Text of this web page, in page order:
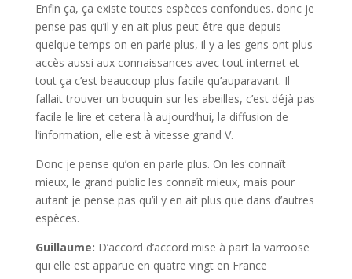
Enfin ça, ça existe toutes espèces confondues. donc je
pense pas qu’il y en ait plus peut-être que depuis
quelque temps on en parle plus, il y a les gens ont plus
accès aussi aux connaissances avec tout internet et
tout ça c’est beaucoup plus facile qu’auparavant. Il
fallait trouver un bouquin sur les abeilles, c’est déjà pas
facile le lire et cetera là aujourd’hui, la diffusion de
l’information, elle est à vitesse grand V.
Donc je pense qu’on en parle plus. On les connaît
mieux, le grand public les connaît mieux, mais pour
autant je pense pas qu’il y en ait plus que dans d’autres
espèces.
Guillaume: D’accord d’accord mise à part la varroose
qui elle est apparue en quatre vingt en France